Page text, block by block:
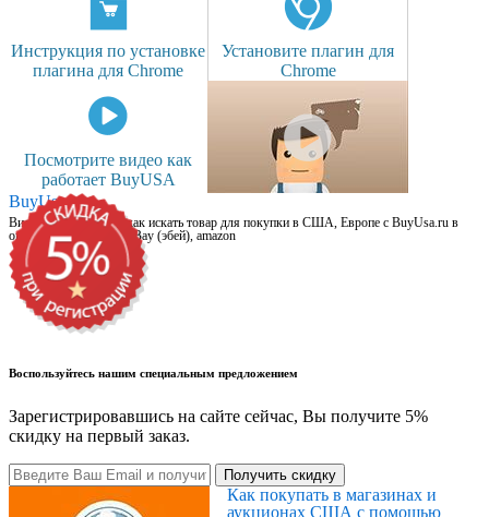
Инструкция по установке
плагина для Chrome
Установите плагин для
Chrome
Посмотрите видео как
работает BuyUSA
BuyUsa.ru
Видео для новичков: как искать товар для покупки в США, Европе с BuyUsa.ru в
онлайн магазинах, на eBay (эбей), amazon
Воспользуйтесь нашим специальным предложением
Зарегистрировавшись на сайте сейчас, Вы получите 5%
скидку на первый заказ.
Получить скидку
Как покупать в магазинах и
аукционах США с помощью